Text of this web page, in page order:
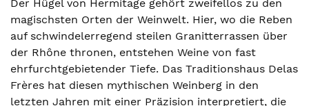
Der Hügel von Hermitage gehört zweifellos zu den
magischsten Orten der Weinwelt. Hier, wo die Reben
auf schwindelerregend steilen Granitterrassen über
der Rhône thronen, entstehen Weine von fast
ehrfurchtgebietender Tiefe. Das Traditionshaus Delas
Frères hat diesen mythischen Weinberg in den
letzten Jahren mit einer Präzision interpretiert, die